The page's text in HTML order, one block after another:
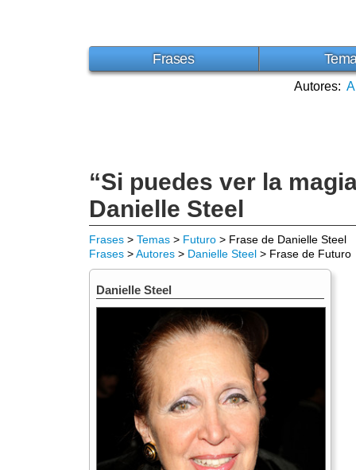
Frases
Autores: A
“Si puedes ver la
Danielle Steel
Frases > Temas > Futuro > Frase de Danielle Steel
Frases >Autores > Danielle Steel > Frase de Futuro
Danielle Steel